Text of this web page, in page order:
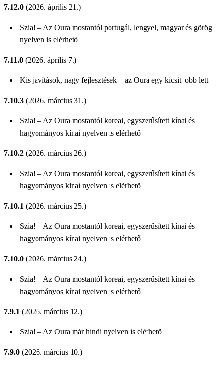
7.12.0 (2026. április 21.)
Szia! – Az Oura mostantól portugál, lengyel, magyar és görög
nyelven is elérhető
7.11.0 (2026. április 7.)
Kis javítások, nagy fejlesztések – az Oura egy kicsit jobb lett
7.10.3 (2026. március 31.)
Szia! – Az Oura mostantól koreai, egyszerűsített kínai és
hagyományos kínai nyelven is elérhető
7.10.2 (2026. március 26.)
Szia! – Az Oura mostantól koreai, egyszerűsített kínai és
hagyományos kínai nyelven is elérhető
7.10.1 (2026. március 25.)
Szia! – Az Oura mostantól koreai, egyszerűsített kínai és
hagyományos kínai nyelven is elérhető
7.10.0 (2026. március 24.)
Szia! – Az Oura mostantól koreai, egyszerűsített kínai és
hagyományos kínai nyelven is elérhető
7.9.1 (2026. március 12.)
Szia! – Az Oura már hindi nyelven is elérhető
7.9.0 (2026. március 10.)